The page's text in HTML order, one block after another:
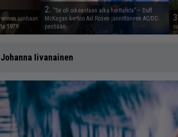
vanhaan
1979
2. ”Se oli oikeastaan aika herttaista” – Duff
McKagan kertoo Axl Rosen jännittäneen AC/DC-
pestiään
Johanna Iivanainen